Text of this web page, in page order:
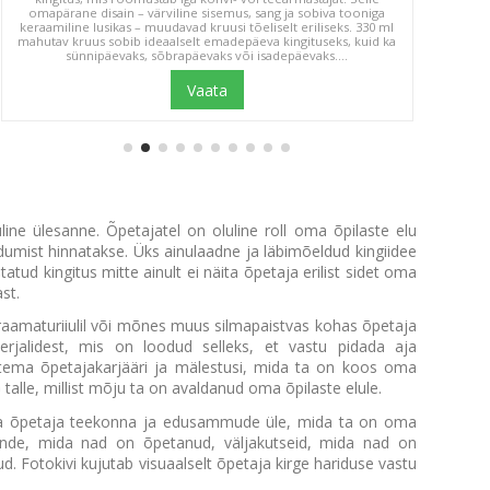
omapärane disain – värviline sisemus, sang ja sobiva tooniga
keraamiline lusikas – muudavad kruusi tõeliselt eriliseks. 330 ml
mahutav kruus sobib ideaalselt emadepäeva kingituseks, kuid ka
sünnipäevaks, sõbrapäevaks või isadepäevaks....
Vaata
ülesanne. Õpetajatel on oluline roll oma õpilaste elu
hinnatakse. Üks ainulaadne ja läbimõeldud kingiidee
kingitus mitte ainult ei näita õpetaja erilist sidet oma
või mõnes muus silmapaistvas kohas õpetaja
mis on loodud selleks, et vastu pidada aja
õpetajakarjääri ja mälestusi, mida ta on koos oma
millist mõju ta on avaldanud oma õpilaste elule.
õpetaja teekonna ja edusammude üle, mida ta on oma
mida nad on õpetanud, väljakutseid, mida nad on
Fotokivi kujutab visuaalselt õpetaja kirge hariduse vastu